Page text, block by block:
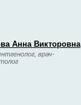
Анна Викторовна
врач-